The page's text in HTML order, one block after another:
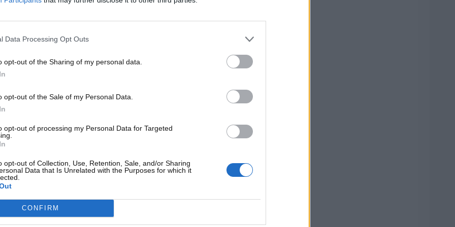
Data Processing Opt Outs
opt-out of the Sharing of my personal data.
opt-out of the Sale of my Personal Data.
opt-out of processing my Personal Data for Targeted
opt-out of Collection, Use, Retention, Sale, and/or Sharing
Data that Is Unrelated with the Purposes for which it
CONFIRM
è prassi comune trovare cartelli con diciture che
di controllo. Tali scritte hanno l’obiettivo di informare
per eventuali furti o danneggiamenti. Tuttavia,
a liberare il gestore da ogni responsabilità
che questi avvisi non possono rappresentare
si tratta di parcheggi privati. Il semplice fatto di
o il gestore dall’obbligo di vigilanza minima e dalla